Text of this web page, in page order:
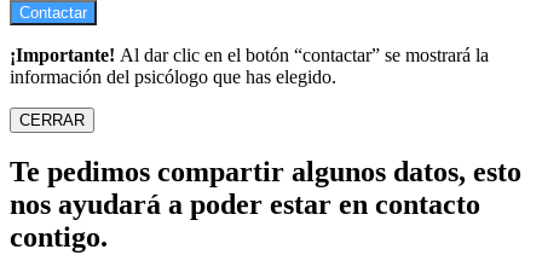
Contactar
¡Importante! Al dar clic en el botón “contactar” se mostrará la
información del psicólogo que has elegido.
CERRAR
Te pedimos compartir algunos datos, esto
nos ayudará a poder estar en contacto
contigo.